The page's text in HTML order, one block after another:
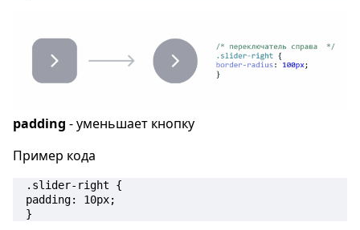
padding - уменьшает кнопку
Пример кода
.slider-right {
padding: 10px;
}